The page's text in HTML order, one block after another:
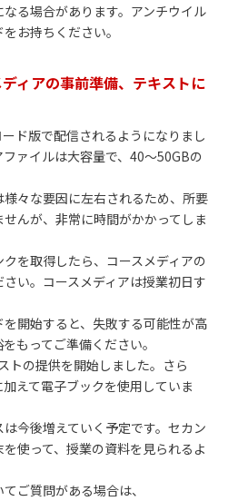
る場合があります。アンチウイル
お持ちください。
ィアの事前準備、テキストに
ド版で配信されるようになりまし
ァイルは大容量で、40～50GBの
々な要因に左右されるため、所要
んが、非常に時間がかかってしま
を取得したら、コースメディアの
い。コースメディアは授業初日す
開始すると、失敗する可能性が高
もってご準備ください。
トの提供を開始しました。さら
えて電子ブックを使用していま
今後増えていく予定です。セカン
使って、授業の資料を見られるよ
ご質問がある場合は、